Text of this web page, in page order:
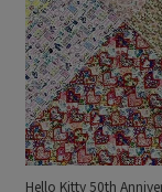
Hello Kitty 50th